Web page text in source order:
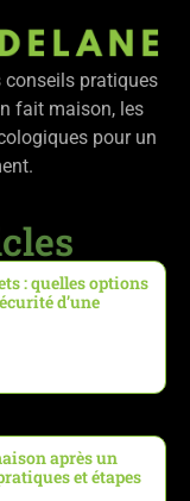
conseils pratiques
fait maison, les
pour un
: quelles options
d’une
après un
et étapes